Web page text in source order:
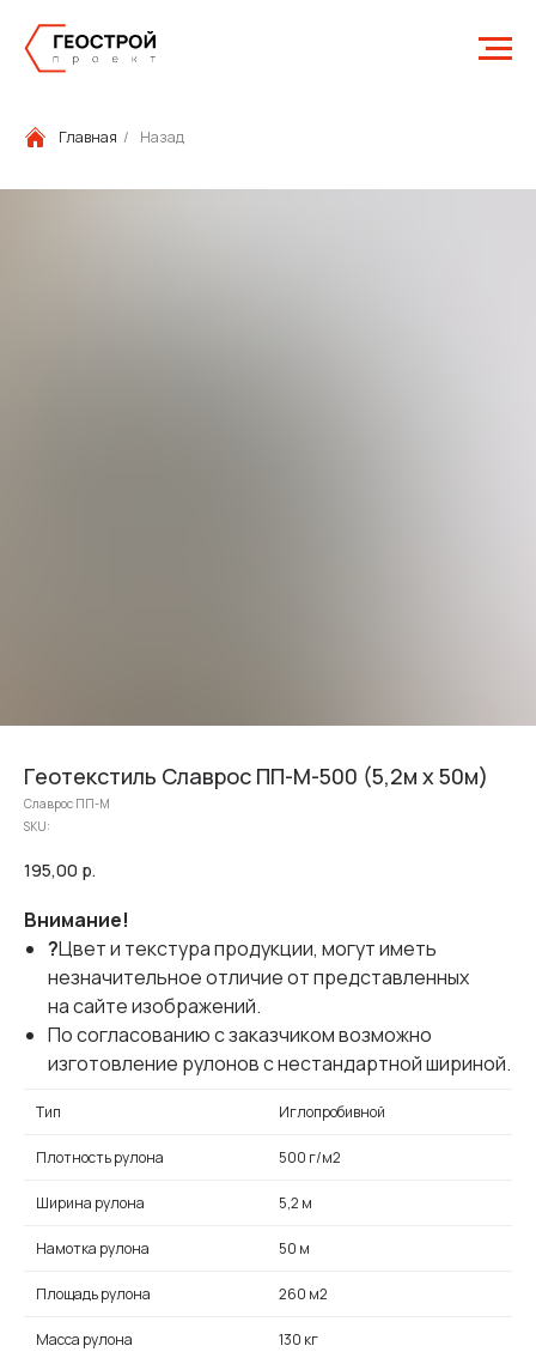
Главная / Назад
Геотекстиль Славрос ПП-М-500 (5,2м х 50м)
Славрос ПП-М
SKU:
195,00 р.
Внимание!
?Цвет и текстура продукции, могут иметь
незначительное отличие от представленных
на сайте изображений.
По согласованию с заказчиком возможно
изготовление рулонов с нестандартной шириной.
Тип Иглопробивной
Плотность рулона 500 г/м2
Ширина рулона 5,2 м
Намотка рулона 50 м
Площадь рулона 260 м2
Масса рулона 130 кг